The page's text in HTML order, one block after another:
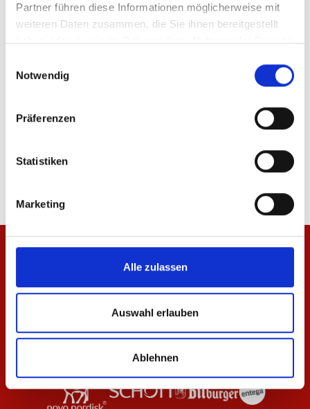
Partner führen diese Informationen möglicherweise mit
weiteren Daten zusammen, die Sie ihnen bereitgestellt
haben oder die sie im Rahmen Ihrer Nutzung der Dienste
Notwendig
Präferenzen
Statistiken
Marketing
Alle zulassen
Auswahl erlauben
Ablehnen
ÄHNLICHE PRODUKTE
39,95 €